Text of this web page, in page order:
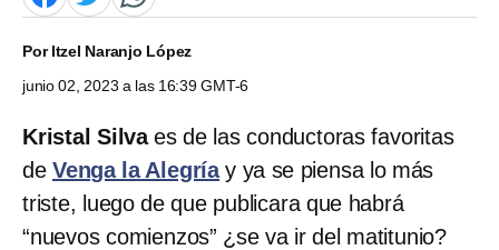
PorItzel Naranjo López
junio 02, 2023 a las 16:39 GMT-6
Kristal Silvaes de las conductoras favoritas
de Venga la Alegríay ya se piensa lo más
triste, luego de que publicara que habrá
“nuevos comienzos” ¿se va ir del matitunio?